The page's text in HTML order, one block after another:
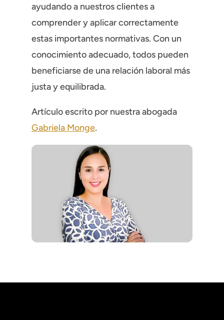
ayudando a nuestros clientes a
comprender y aplicar correctamente
estas importantes normativas. Con un
conocimiento adecuado, todos pueden
beneficiarse de una relación laboral más
justa y equilibrada.
Artículo escrito por nuestra abogada
Gabriela Monge.